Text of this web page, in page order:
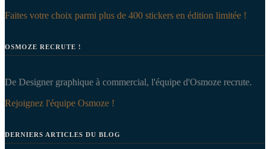
Faites votre choix parmi plus de 400 stickers en édition limitée !
OSMOZE RECRUTE !
De Designer graphique à commercial, l'équipe d'Osmoze recrute.
Rejoignez l'équipe Osmoze !
DERNIERS ARTICLES DU BLOG